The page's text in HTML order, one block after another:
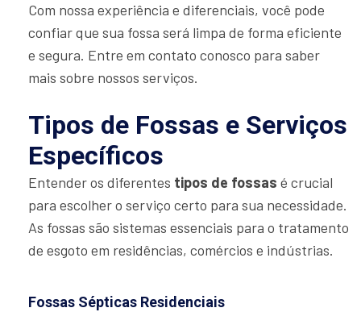
Com nossa experiência e diferenciais, você pode
confiar que sua fossa será limpa de forma eficiente
e segura. Entre em contato conosco para saber
mais sobre nossos serviços.
Tipos de Fossas e Serviços
Específicos
Entender os diferentes tipos de fossas é crucial
para escolher o serviço certo para sua necessidade.
As fossas são sistemas essenciais para o tratamento
de esgoto em residências, comércios e indústrias.
Fossas Sépticas Residenciais